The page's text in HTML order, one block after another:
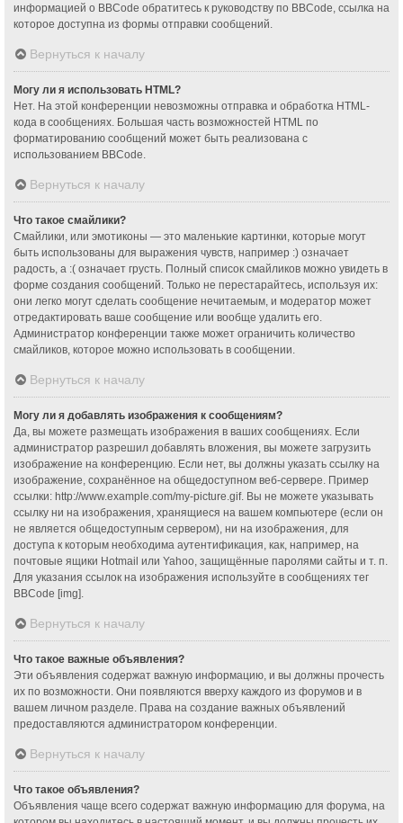
информацией о BBCode обратитесь к руководству по BBCode, ссылка на
которое доступна из формы отправки сообщений.
Вернуться к началу
Могу ли я использовать HTML?
Нет. На этой конференции невозможны отправка и обработка HTML-
кода в сообщениях. Большая часть возможностей HTML по
форматированию сообщений может быть реализована с
использованием BBCode.
Вернуться к началу
Что такое смайлики?
Смайлики, или эмотиконы — это маленькие картинки, которые могут
быть использованы для выражения чувств, например :) означает
радость, а :( означает грусть. Полный список смайликов можно увидеть в
форме создания сообщений. Только не перестарайтесь, используя их:
они легко могут сделать сообщение нечитаемым, и модератор может
отредактировать ваше сообщение или вообще удалить его.
Администратор конференции также может ограничить количество
смайликов, которое можно использовать в сообщении.
Вернуться к началу
Могу ли я добавлять изображения к сообщениям?
Да, вы можете размещать изображения в ваших сообщениях. Если
администратор разрешил добавлять вложения, вы можете загрузить
изображение на конференцию. Если нет, вы должны указать ссылку на
изображение, сохранённое на общедоступном веб-сервере. Пример
ссылки: http://www.example.com/my-picture.gif. Вы не можете указывать
ссылку ни на изображения, хранящиеся на вашем компьютере (если он
не является общедоступным сервером), ни на изображения, для
доступа к которым необходима аутентификация, как, например, на
почтовые ящики Hotmail или Yahoo, защищённые паролями сайты и т. п.
Для указания ссылок на изображения используйте в сообщениях тег
BBCode [img].
Вернуться к началу
Что такое важные объявления?
Эти объявления содержат важную информацию, и вы должны прочесть
их по возможности. Они появляются вверху каждого из форумов и в
вашем личном разделе. Права на создание важных объявлений
предоставляются администратором конференции.
Вернуться к началу
Что такое объявления?
Объявления чаще всего содержат важную информацию для форума, на